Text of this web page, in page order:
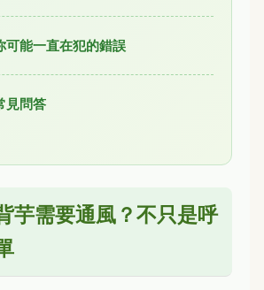
可能一直在犯的錯誤
見問答
芋需要通風？不只是呼